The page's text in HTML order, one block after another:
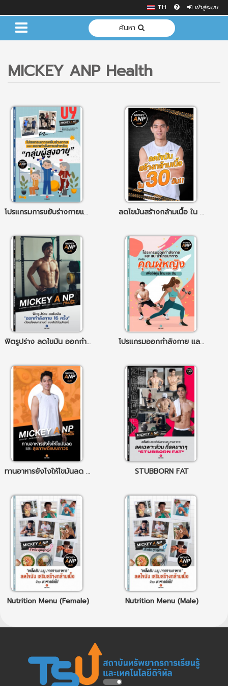
TH เข้าสู่ระบบ
ค้นหา
MICKEY ANP Health
โปรแกรมการขยับร่างกายและ ออกกำลังกายสำหรับ กลุ่มผู้สูงอายุ ลดไขมันสร้างกล้ามเนื้อ ใน 30 วัน
ฟิตรูปร่าง ลดไขมัน ออกกำลังกาย 16 ครั้ง โปรแกรมออกกำลังกาย และ แนะนำโภชนาการ สำหรับคุณผู้หญิง เพื่อให้หุ่น โทน และ ลีน
ทานอาหารยังไงให้ไขมันลด และ สุขภาพดีแบบถาวร STUBBORN FAT
Nutrition Menu (Female) Nutrition Menu (Male)